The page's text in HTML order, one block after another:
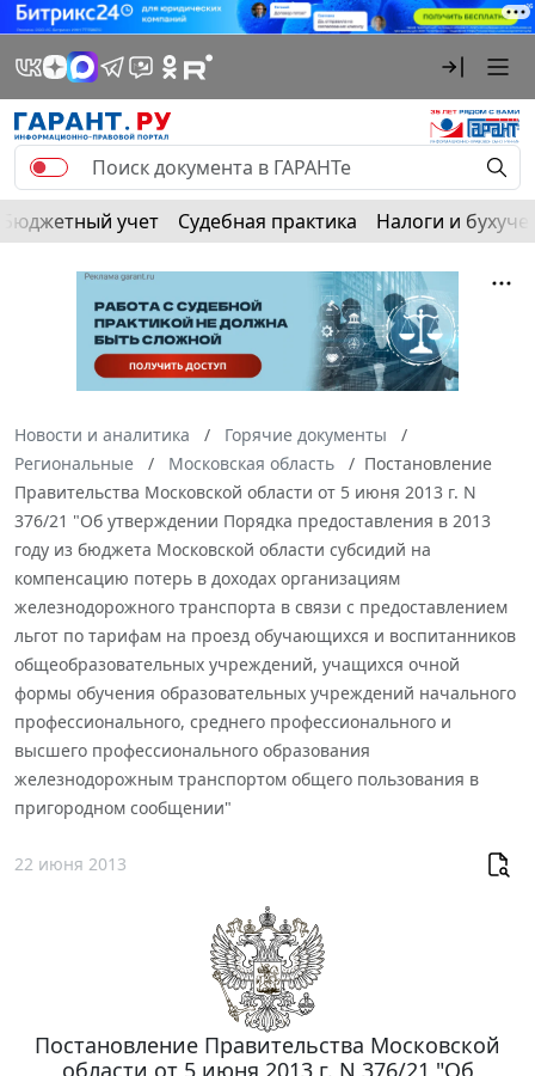
Бюджетный учет Судебная практика Налоги и
Новости и аналитика
Горячие документы
Региональные
Московская область
Постановление
Правительства Московской области от 5 июня 2013 г. N
376/21 "Об утверждении Порядка предоставления в 2013
году из бюджета Московской области субсидий на
компенсацию потерь в доходах организациям
железнодорожного транспорта в связи с предоставлением
льгот по тарифам на проезд обучающихся и воспитанников
общеобразовательных учреждений, учащихся очной
формы обучения образовательных учреждений начального
профессионального, среднего профессионального и
высшего профессионального образования
железнодорожным транспортом общего пользования в
пригородном сообщении"
22 июня 2013
Постановление Правительства Московской
области от 5 июня 2013 г. N 376/21 "Об